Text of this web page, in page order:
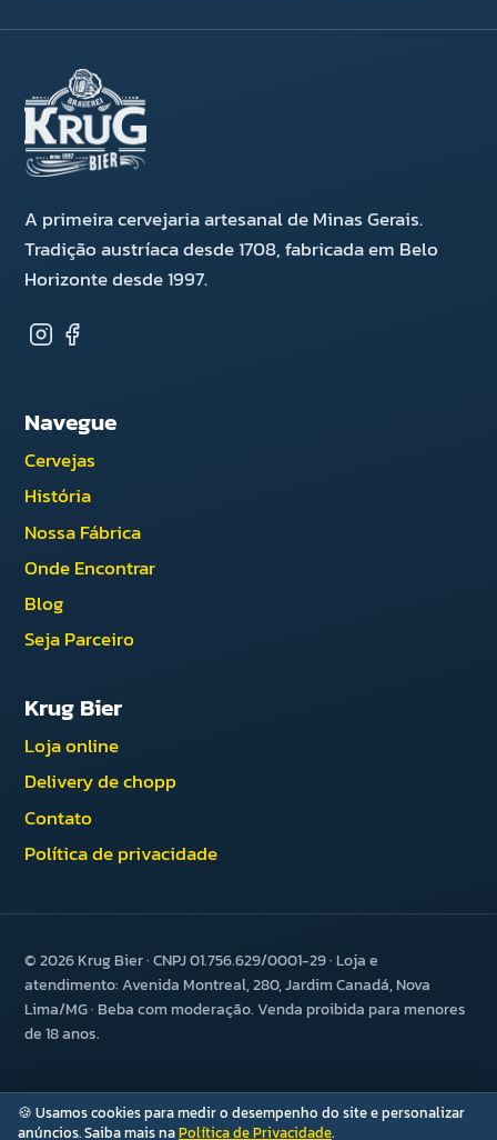
A primeira cervejaria artesanal de Minas Gerais.
Tradição austríaca desde 1708, fabricada em Belo
Horizonte desde 1997.
Navegue
Cervejas
História
Nossa Fábrica
Onde Encontrar
Blog
Seja Parceiro
Krug Bier
Loja online
Delivery de chopp
Contato
Política de privacidade
© 2026 Krug Bier · CNPJ 01.756.629/0001-29 · Loja e
atendimento: Avenida Montreal, 280, Jardim Canadá, Nova
Lima/MG · Beba com moderação. Venda proibida para menores
de 18 anos.
🍪 Usamos cookies para medir o desempenho do site e personalizar
anúncios. Saiba mais naPolítica de Privacidade.